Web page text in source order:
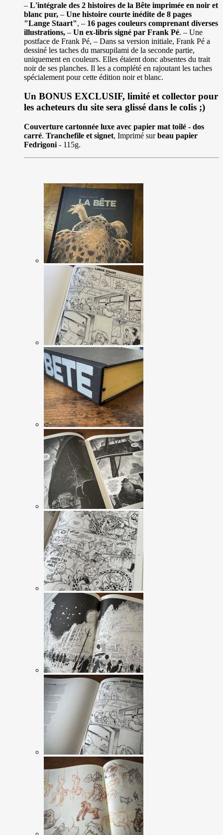
– L'intégrale des 2 histoires de la Bête imprimée en noir et
blanc pur, – Une histoire courte inédite de 8 pages
"Lange Staart", – 16 pages couleurs comprenant diverses
illustrations, – Un ex-libris signé par Frank Pé. – Une
postface de Frank Pé, – Dans sa version initiale, Frank Pé a
dessiné les taches du marsupilami de la seconde partie,
uniquement en couleurs. Elles étaient donc absentes du trait
noir de ses planches. Il les a complété en rajoutant les taches
spécialement pour cette édition noir et blanc.
Un BONUS EXCLUSIF, limité et collector pour
les acheteurs du site sera glissé dans le colis ;)
Couverture cartonnée luxe avec papier mat toilé - dos
carré. Tranchefile et signet, Imprimé surbeau papier
Fedrigoni - 115g.